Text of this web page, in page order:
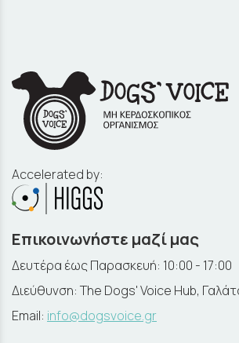
Accelerated by:
Επικοινωνήστε μαζί μας
Δευτέρα έως Παρασκευή: 10:00 - 17:00
Διεύθυνση: The Dogs' Voice Hub,
Email: info@dogsvoice.gr